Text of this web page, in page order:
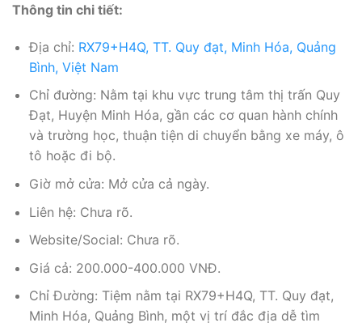
Thông tin chi tiết:
Địa chỉ: RX79+H4Q, TT. Quy đạt, Minh Hóa, Quảng
Bình, Việt Nam
Chỉ đường: Nằm tại khu vực trung tâm thị trấn Quy
Đạt, Huyện Minh Hóa, gần các cơ quan hành chính
và trường học, thuận tiện di chuyển bằng xe máy, ô
tô hoặc đi bộ.
Giờ mở cửa: Mở cửa cả ngày.
Liên hệ: Chưa rõ.
Website/Social: Chưa rõ.
Giá cả: 200.000-400.000 VNĐ.
Chỉ Đường: Tiệm nằm tại RX79+H4Q, TT. Quy đạt,
Minh Hóa, Quảng Bình, một vị trí đắc địa dễ tìm